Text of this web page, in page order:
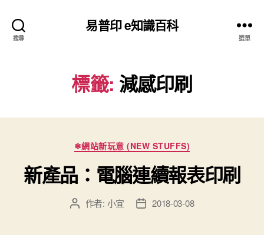
搜尋
易普印 e知識百科
選單
標籤: 減感印刷
分
類
❄網站新玩意 (NEW STUFFS)
新產品：電腦連續報表印刷
文 作者: 小宜
文 2018-03-08